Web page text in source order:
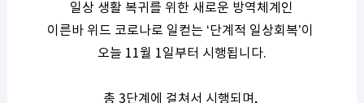
일상 생활 복귀를 위한 새로운 방역체계인
이른바 위드 코로나로 일컫는 ‘단계적 일상회복’이
오늘 11월 1일부터 시행됩니다.
총 3단계에 걸쳐서 시행되며,